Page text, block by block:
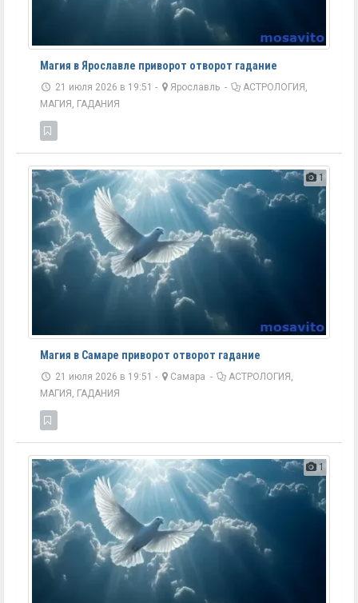
Магия в Ярославле приворот отворот гадание
21 июля 2026 в 19:51 - Ярославль -
АСТРОЛОГИЯ,
МАГИЯ, ГАДАНИЯ
1
Магия в Самаре приворот отворот гадание
21 июля 2026 в 19:51 - Самара -
АСТРОЛОГИЯ,
МАГИЯ, ГАДАНИЯ
1